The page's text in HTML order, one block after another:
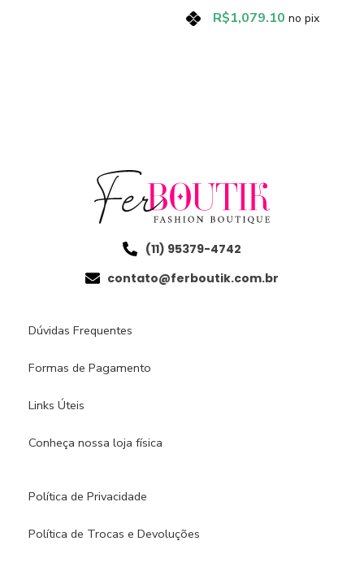
R$1,079.10 no pix
(11) 95379-4742
contato@ferboutik.com.br
Dúvidas Frequentes
Formas de Pagamento
Links Úteis
Conheça nossa loja física​
Política de Privacidade
Política de Trocas e Devoluções